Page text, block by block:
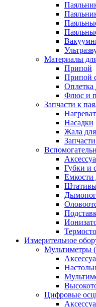
Материалы
Припой
Припой
Оплетка
Флюс и
Запчасти к
Насадки
Жала
Губки и
Емкости
Штативы
Измерительное
Мультиметры
Цифровые